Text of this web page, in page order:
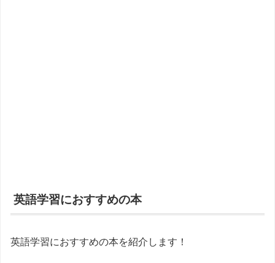
英語学習におすすめの本
英語学習におすすめの本を紹介します！